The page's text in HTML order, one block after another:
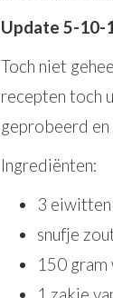
Update 5-10-
Toch niet
recepten toch
geprobeerd
Ingrediënten:
3 eiwitten
snufje
150